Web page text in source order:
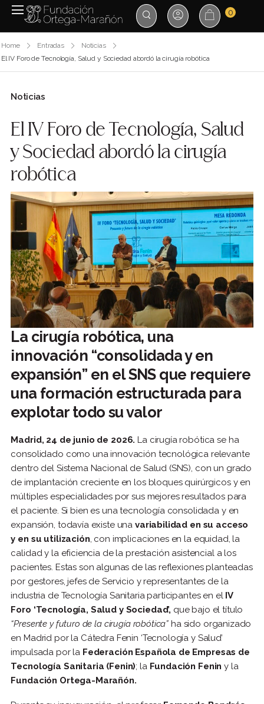
0
Home Entradas
Noticias
El IV Foro de Tecnología, Salud y Sociedad abordó la cirugía robótica
Noticias
El IV Foro de Tecnología, Salud
y Sociedad abordó la cirugía
robótica
La cirugía robótica, una
innovación “consolidada y en
expansión” en el SNS que requiere
una formación estructurada para
explotar todo su valor
Madrid, 24 de junio de 2026.La cirugía robótica se ha
consolidado como una innovación tecnológica relevante
dentro del Sistema Nacional de Salud (SNS), con un grado
de implantación creciente en los bloques quirúrgicos y en
múltiples especialidades por sus mejores resultados para
el paciente. Si bien es una tecnología consolidada y en
expansión, todavía existe una variabilidad en su acceso
y en su utilización, con implicaciones en la equidad, la
calidad y la eficiencia de la prestación asistencial a los
pacientes. Estas son algunas de las reflexiones planteadas
por gestores, jefes de Servicio y representantes de la
industria de Tecnología Sanitaria participantes en el IV
Foro ‘Tecnología, Salud y Sociedad’, que bajo el título
“Presente y futuro de la cirugía robótica” ha sido organizado
en Madrid por la Cátedra Fenin ‘Tecnología y Salud’
impulsada por la Federación Española de Empresas de
Tecnología Sanitaria (Fenin); la Fundación Fenin y la
Fundación Ortega-Marañón.